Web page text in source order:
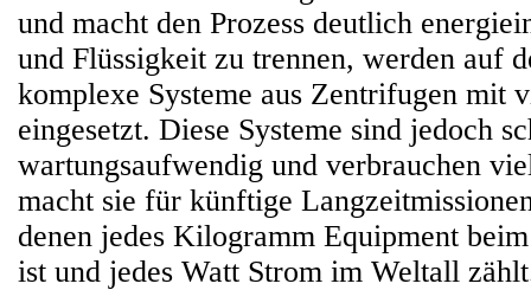
und macht den Prozess deutlich
und Flüssigkeit zu trennen, werden auf
komplexe Systeme aus Zentrifugen mit
eingesetzt. Diese Systeme sind jedoch
wartungsaufwendig und verbrauchen
macht sie für künftige
denen jedes Kilogramm Equipment
ist und jedes Watt Strom im Weltall